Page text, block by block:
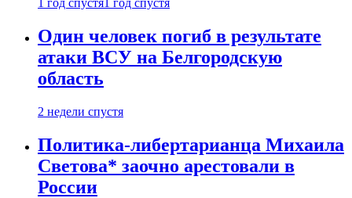
1 год спустя 1 год спустя
Один человек погиб в результате
атаки ВСУ на Белгородскую
область
2 недели спустя
Политика-либертарианца Михаила
Светова* заочно арестовали в
России